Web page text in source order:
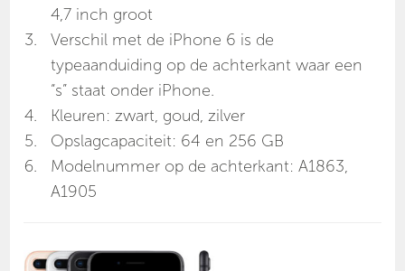
4,7 inch groot
Verschil met de iPhone 6 is de
typeaanduiding op de achterkant waar een
“s” staat onder iPhone.
Kleuren: zwart, goud, zilver
Opslagcapaciteit: 64 en 256 GB
Modelnummer op de achterkant: A1863,
A1905